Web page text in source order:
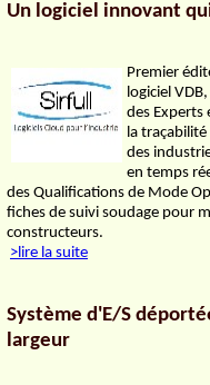
Un logiciel innovant
Premier
logiciel
des Experts
la traçabilité
des
en temps
des Qualifications de Mode
fiches de suivi soudage pour
constructeurs.
>lire la suite
Système d'E/S
largeur